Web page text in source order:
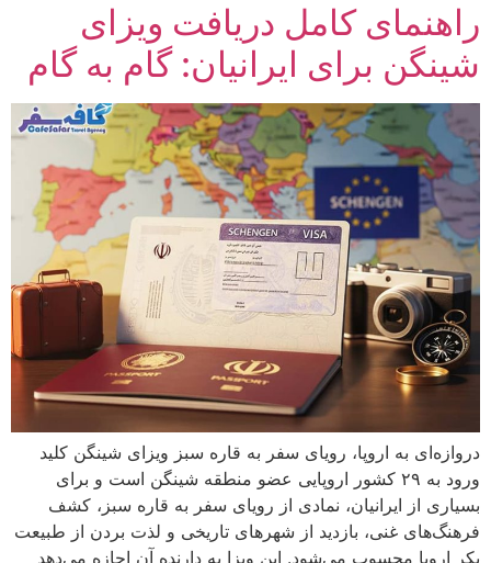
راهنمای کامل دریافت ویزای
شینگن برای ایرانیان: گام به گام
دروازه‌ای به اروپا، رویای سفر به قاره سبز ویزای شینگن کلید
ورود به ۲۹ کشور اروپایی عضو منطقه شینگن است و برای
بسیاری از ایرانیان، نمادی از رویای سفر به قاره سبز، کشف
فرهنگ‌های غنی، بازدید از شهرهای تاریخی و لذت بردن از طبیعت
بکر اروپا محسوب می‌شود. این ویزا به دارنده آن اجازه می‌دهد